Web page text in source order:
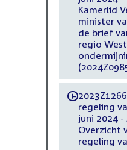
Kamerlid
minister
de brief
regio
-
regeling
juni 2024
Overzicht
regeling